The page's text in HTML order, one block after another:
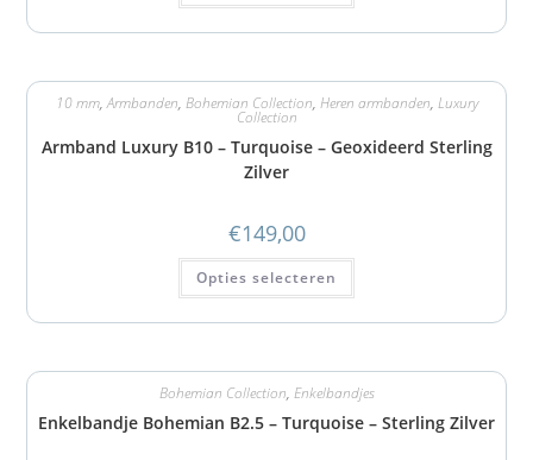
10 mm,Armbanden, Bohemian Collection, Heren armbanden, Luxury
Collection
Armband Luxury B10 – Turquoise – Geoxideerd Sterling
Zilver
€149,00
Opties selecteren
Bohemian Collection, Enkelbandjes
Enkelbandje Bohemian B2.5 – Turquoise – Sterling Zilver